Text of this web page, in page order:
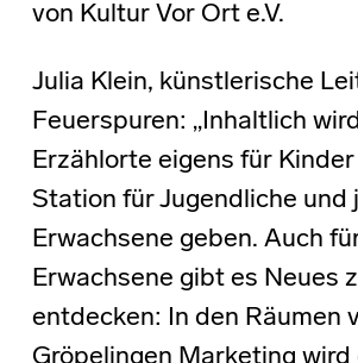
von Kultur Vor Ort e.V.
Julia Klein, künstlerische
Feuerspuren: „Inhaltlich
Erzählorte eigens für
Station für Jugendliche und
Erwachsene geben. Auch
Erwachsene gibt es Neues
entdecken: In den Räumen